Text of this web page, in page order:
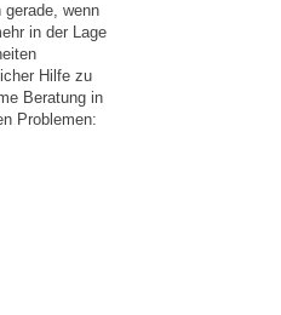
wenn
in der Lage
Hilfe zu
Beratung in
Problemen: